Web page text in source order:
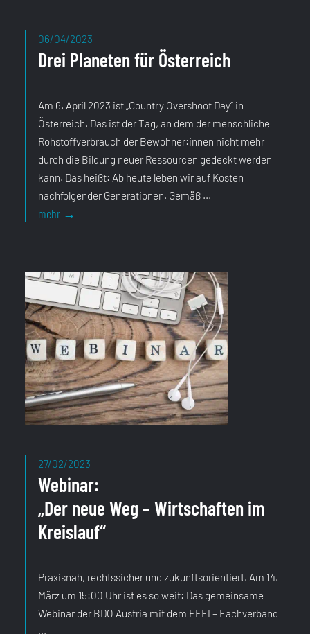
06/04/2023
Drei Planeten für Österreich
Am 6. April 2023 ist „Country Overshoot Day“ in
Österreich. Das ist der Tag, an dem der menschliche
Rohstoffverbrauch der Bewohner:innen nicht mehr
durch die Bildung neuer Ressourcen gedeckt werden
kann. Das heißt: Ab heute leben wir auf Kosten
nachfolgender Generationen. Gemäß ...
27/02/2023
Webinar:
„Der neue Weg – Wirtschaften im
Kreislauf“
Praxisnah, rechtssicher und zukunftsorientiert. Am 14.
März um 15:00 Uhr ist es so weit: Das gemeinsame
Webinar der BDO Austria mit dem FEEI – Fachverband
...